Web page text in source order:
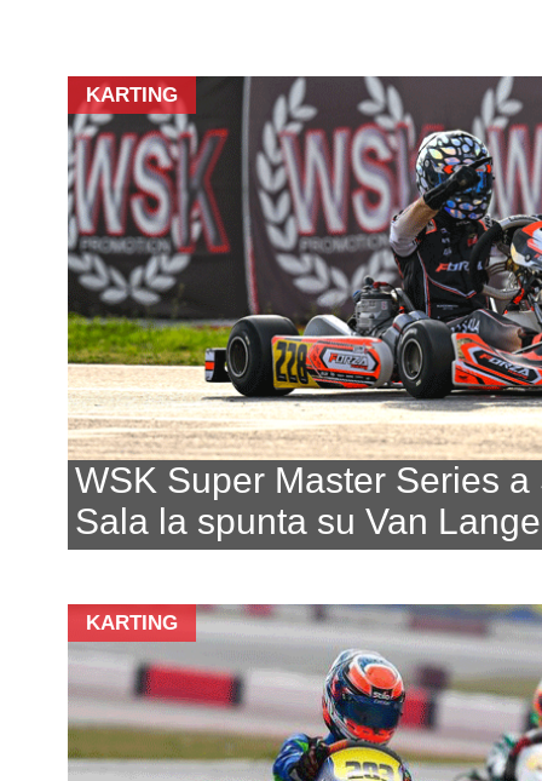
KARTING
WSK Super Master Series a
Sala la spunta su Van
KARTING